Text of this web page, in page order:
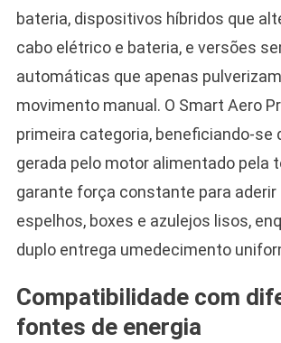
bateria, dispositivos híbridos que
cabo elétrico e bateria, e versões
automáticas que apenas
movimento manual. O Smart Aero
primeira categoria, beneficiando-se
gerada pelo motor alimentado pela
garante força constante para aderir
espelhos, boxes e azulejos lisos,
duplo entrega umedecimento
Compatibilidade com
fontes de energia